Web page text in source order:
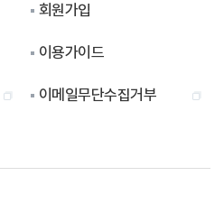
회원가입
이용가이드
이메일무단수집거부